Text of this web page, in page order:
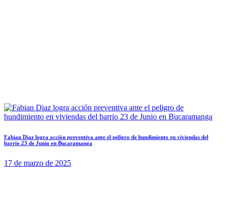
Fabian Diaz logra acción preventiva ante el peligro de hundimiento en viviendas del
barrio 23 de Junio en Bucaramanga
17 de marzo de 2025